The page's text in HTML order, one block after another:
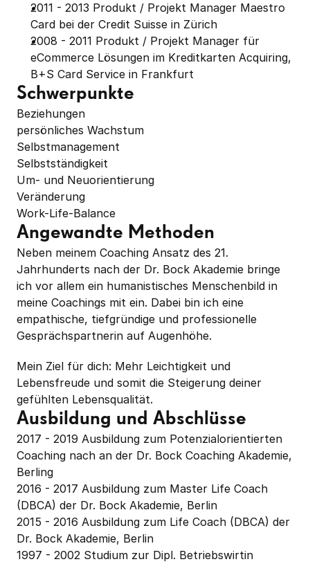
2011 - 2013 Produkt / Projekt Manager Maestro
Card bei der Credit Suisse in Zürich
2008 - 2011 Produkt / Projekt Manager für
eCommerce Lösungen im Kreditkarten Acquiring,
B+S Card Service in Frankfurt
Schwerpunkte
Beziehungen
persönliches Wachstum
Selbstmanagement
Selbstständigkeit
Um- und Neuorientierung
Veränderung
Work-Life-Balance
Angewandte Methoden
Neben meinem Coaching Ansatz des 21.
Jahrhunderts nach der Dr. Bock Akademie bringe
ich vor allem ein humanistisches Menschenbild in
meine Coachings mit ein. Dabei bin ich eine
empathische, tiefgründige und professionelle
Gesprächspartnerin auf Augenhöhe.
Mein Ziel für dich: Mehr Leichtigkeit und
Lebensfreude und somit die Steigerung deiner
gefühlten Lebensqualität.
Ausbildung und Abschlüsse
2017 - 2019 Ausbildung zum Potenzialorientierten
Coaching nach an der Dr. Bock Coaching Akademie,
Berling
2016 - 2017 Ausbildung zum Master Life Coach
(DBCA) der Dr. Bock Akademie, Berlin
2015 - 2016 Ausbildung zum Life Coach (DBCA) der
Dr. Bock Akademie, Berlin
1997 - 2002 Studium zur Dipl. Betriebswirtin